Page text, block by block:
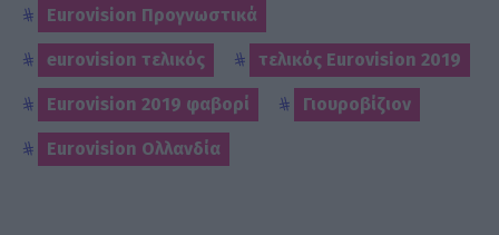
Eurovision Προγνωστικά
eurovision τελικός τελικός Eurovision 2019
Eurovision 2019 φαβορί Γιουροβίζιον
Eurovision Ολλανδία